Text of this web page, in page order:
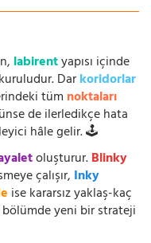
labirentyapısı içinde
Darkoridorlar
tüm noktaları
de ilerledikçe hata
hâle gelir. 🕹️
oluşturur.Blinky
çalışır,Inky
ise kararsız yaklaş-kaç
bölümde yeni bir strateji